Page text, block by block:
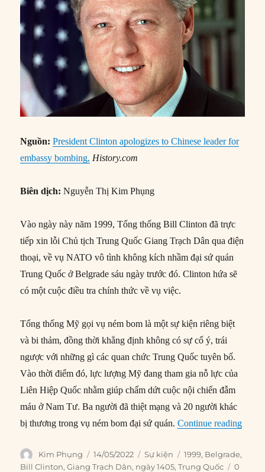
Nguồn:President Clinton apologizes to Chinese leader for
embassy bombing, History.com
Biên dịch: Nguyễn Thị Kim Phụng
Vào ngày này năm 1999, Tổng thống Bill Clinton đã trực
tiếp xin lỗi Chủ tịch Trung Quốc Giang Trạch Dân qua điện
thoại, về vụ NATO vô tình không kích nhầm đại sứ quán
Trung Quốc ở Belgrade sáu ngày trước đó. Clinton hứa sẽ
có một cuộc điều tra chính thức về vụ việc.
Tổng thống Mỹ gọi vụ ném bom là một sự kiện riêng biệt
và bi thảm, đồng thời khẳng định không có sự cố ý, trái
ngược với những gì các quan chức Trung Quốc tuyên bố.
Vào thời điểm đó, lực lượng Mỹ đang tham gia nỗ lực của
Liên Hiệp Quốc nhằm giúp chấm dứt cuộc nội chiến đẫm
máu ở Nam Tư. Ba người đã thiệt mạng và 20 người khác
bị thương trong vụ ném bom đại sứ quán.Continue reading“14/
Author
Kim Phụng
Posted
on
14/05/2022 Categories
Sự kiện Tags
1999, Belgrade,
Bill Clinton,Giang Trạch Dân, ngày 1405,Trung Quốc 0